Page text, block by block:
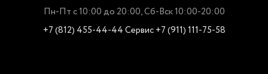
Пн-Пт с 10:00 до 20:00, Сб-Вск 10:00-20:00
+7 (812) 455-44-44Сервис +7 (911) 111-75-58